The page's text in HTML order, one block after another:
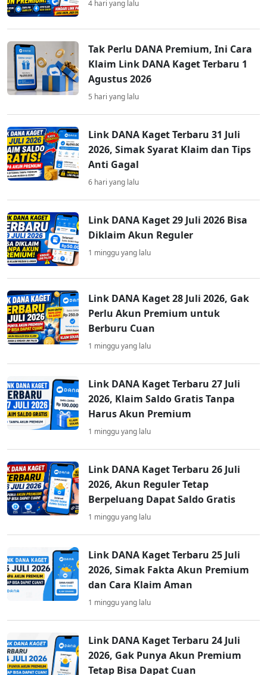
4 hari yang lalu
Tak Perlu DANA Premium, Ini Cara
Klaim Link DANA Kaget Terbaru 1
Agustus 2026
5 hari yang lalu
Link DANA Kaget Terbaru 31 Juli
2026, Simak Syarat Klaim dan Tips
Anti Gagal
6 hari yang lalu
Link DANA Kaget 29 Juli 2026 Bisa
Diklaim Akun Reguler
1 minggu yang lalu
Link DANA Kaget 28 Juli 2026, Gak
Perlu Akun Premium untuk
Berburu Cuan
1 minggu yang lalu
Link DANA Kaget Terbaru 27 Juli
2026, Klaim Saldo Gratis Tanpa
Harus Akun Premium
1 minggu yang lalu
Link DANA Kaget Terbaru 26 Juli
2026, Akun Reguler Tetap
Berpeluang Dapat Saldo Gratis
1 minggu yang lalu
Link DANA Kaget Terbaru 25 Juli
2026, Simak Fakta Akun Premium
dan Cara Klaim Aman
1 minggu yang lalu
Link DANA Kaget Terbaru 24 Juli
2026, Gak Punya Akun Premium
Tetap Bisa Dapat Cuan